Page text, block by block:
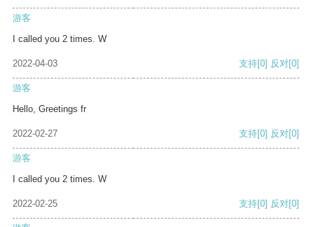
游客
I called you 2 times. W
2022-04-03 支持[0] 反对[0]
游客
Hello, Greetings fr
2022-02-27 支持[0] 反对[0]
游客
I called you 2 times. W
2022-02-25 支持[0] 反对[0]